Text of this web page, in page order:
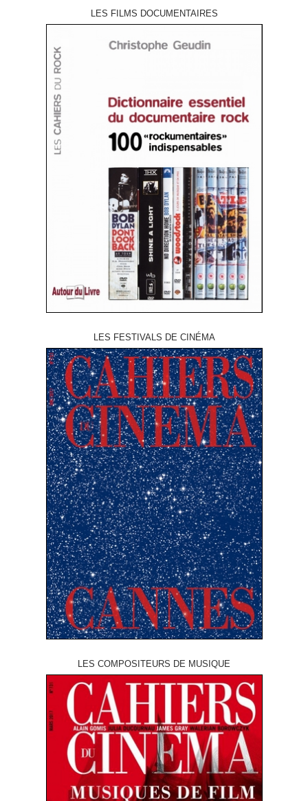
LES FILMS DOCUMENTAIRES
LES FESTIVALS DE CINÉMA
LES COMPOSITEURS DE MUSIQUE